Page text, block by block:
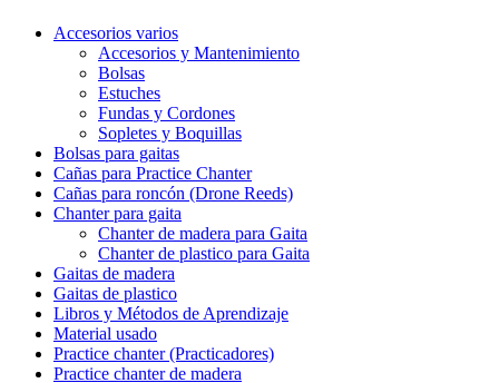
Accesorios varios
Accesorios y Mantenimiento
Bolsas
Estuches
Fundas y Cordones
Sopletes y Boquillas
Bolsas para gaitas
Cañas para Practice Chanter
Cañas para roncón (Drone Reeds)
Chanter para gaita
Chanter de madera para Gaita
Chanter de plastico para Gaita
Gaitas de madera
Gaitas de plastico
Libros y Métodos de Aprendizaje
Material usado
Practice chanter (Practicadores)
Practice chanter de madera